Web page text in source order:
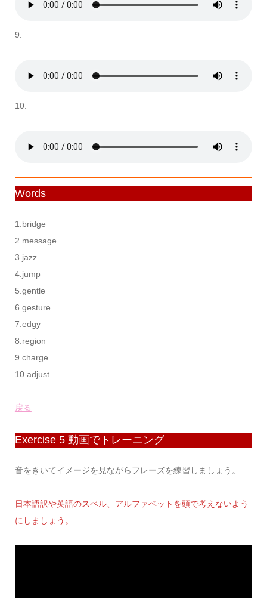
9.
10.
Words
1.bridge
2.message
3.jazz
4.jump
5.gentle
6.gesture
7.edgy
8.region
9.charge
10.adjust
戻る
Exercise 5 動画でトレーニング
音をきいてイメージを見ながらフレーズを練習しましょう。
日本語訳や英語のスペル、アルファベットを頭で考えないよう
にしましょう。